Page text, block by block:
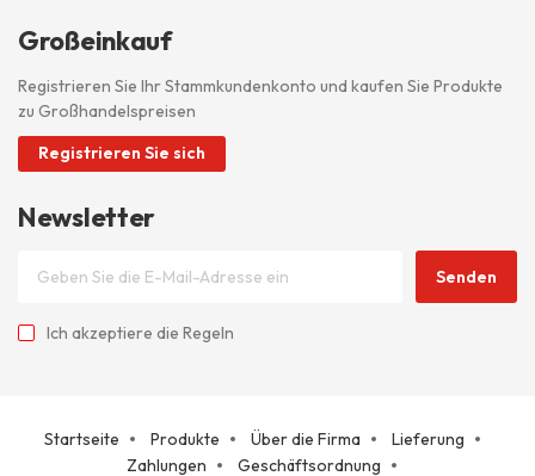
Großeinkauf
Registrieren Sie Ihr Stammkundenkonto und kaufen Sie Produkte
zu Großhandelspreisen
Registrieren Sie sich
Newsletter
Senden
Ich akzeptiere die Regeln
Startseite Produkte Über die Firma
Lieferung
Zahlungen
Geschäftsordnung